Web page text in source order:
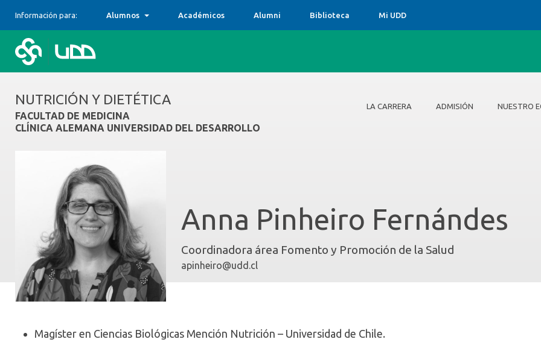
NUTRICIÓN Y DIETÉTICA
FACULTAD DE MEDICINA
CLÍNICA ALEMANA UNIVERSIDAD DEL DESARROLLO
Información para: Alumnos Académicos Alumni Biblioteca Mi UDD
LA CARRERA ADMISIÓN NUESTRO
Anna Pinheiro Fernándes
Coordinadora área Fomento y Promoción de la Salud
apinheiro@udd.cl
Magíster en Ciencias Biológicas Mención Nutrición – Universidad de Chile.